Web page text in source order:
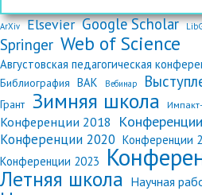
ArXiv Elsevier Google Scholar
Springer Web of Science
Августовская педагогическая
Библиография ВАК Вебинар
Грант Зимняя школа
Конференции 2018
Конференции 2020 Конференции
Конференции 2023
Летняя школа Научная